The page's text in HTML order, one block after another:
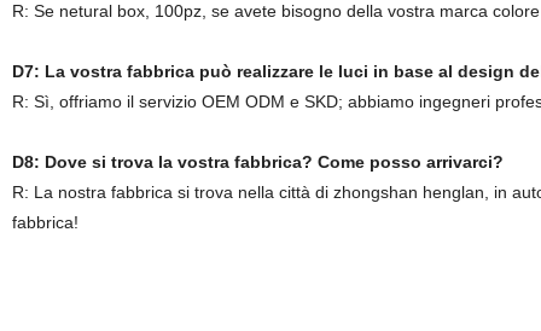
R: Se netural box, 100pz, se avete bisogno della vostra marca
D7: La vostra fabbrica può realizzare le luci in base al design
R: Sì, offriamo il servizio OEM ODM e SKD; abbiamo ingegneri
D8: Dove si trova la vostra fabbrica? Come posso arrivarci?
R: La nostra fabbrica si trova nella città di zhongshan henglan, in
fabbrica!